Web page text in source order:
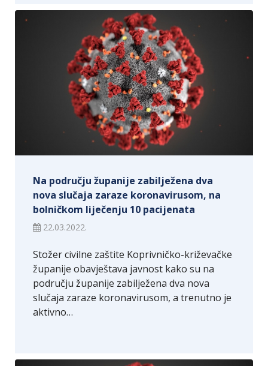
Na području županije zabilježena dva
nova slučaja zaraze koronavirusom, na
bolničkom liječenju 10 pacijenata
22.03.2022.
Stožer civilne zaštite Koprivničko-križevačke
županije obavještava javnost kako su na
području županije zabilježena dva nova
slučaja zaraze koronavirusom, a trenutno je
aktivno…